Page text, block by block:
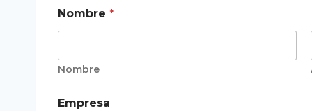
Nombre *
Nombre
Empresa